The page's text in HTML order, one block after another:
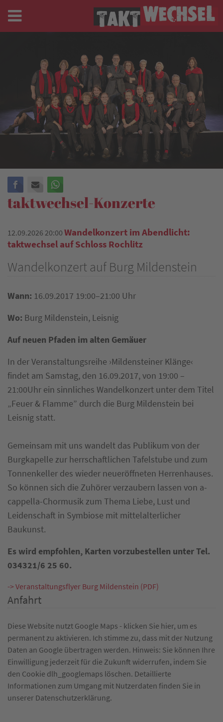
Facebook
E-mail
taktwechsel-Konzerte
12.09.2026 20:00 Wandelkonzert im Abendlicht:
taktwechsel auf Schloss Rochlitz
Wandelkonzert auf Burg Mildenstein
Wann: 16.09.2017 19:00–21:00 Uhr
Wo: Burg Mildenstein, Leisnig
Auf neuen Pfaden im alten Gemäuer
In der Veranstaltungsreihe ›Mildensteiner Klänge‹
findet am Samstag, den 16.09.2017, von 19:00 –
21:00Uhr ein sinnliches Wandelkonzert unter dem Titel
„Feuer & Flamme” durch die Burg Mildenstein bei
Leisnig statt.
Gemeinsam mit uns wandelt das Publikum von der
Burgkapelle zur herrschaftlichen Tafelstube und zum
Tonnenkeller des wieder neueröffneten Herrenhauses.
So können sich die Zuhörer verzaubern lassen von a-
cappella-Chormusik zum Thema Liebe, Lust und
Leidenschaft in Symbiose mit mittelalterlicher
Baukunst.
Es wird empfohlen, Karten vorzubestellen unter Tel.
034321/6 25 60.
-> Veranstaltungsflyer Burg Mildenstein (PDF)
Anfahrt
Diese Website nutzt Google Maps - klicken Sie hier, um es
permanent zu aktivieren. Ich stimme zu, dass mit der Nutzung
Daten an Google übertragen werden. Hinweis: Sie können Ihre
Einwilligung jederzeit für die Zukunft widerrufen, indem Sie
den Cookie dlh_googlemaps löschen. Detaillierte
Informationen zum Umgang mit Nutzerdaten finden Sie in
unserer Datenschutzerklärung.